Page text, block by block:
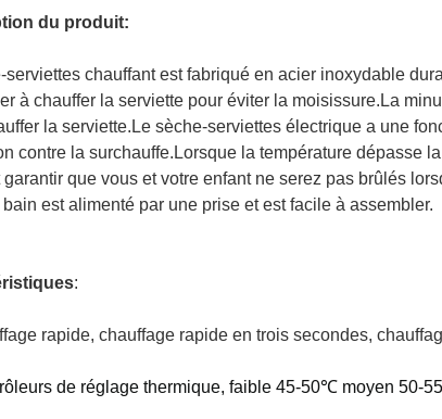
du produit:
serviettes chauffant est fabriqué en acier inoxydable
à chauffer la serviette pour éviter la moisissure.La
la serviette.Le sèche-serviettes électrique a une
contre la surchauffe.Lorsque la température dépasse
que vous et votre enfant ne serez pas brûlés
est alimenté par une prise et est facile à assembler.
:
rapide, chauffage rapide en trois secondes,
de réglage thermique, faible 45-50℃ moyen 50-